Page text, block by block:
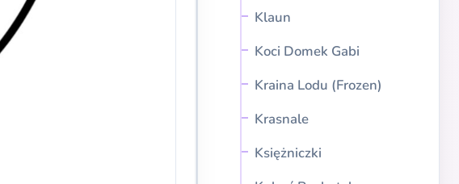
Klaun
Koci Domek Gabi
Kraina Lodu (Frozen)
Krasnale
Księżniczki